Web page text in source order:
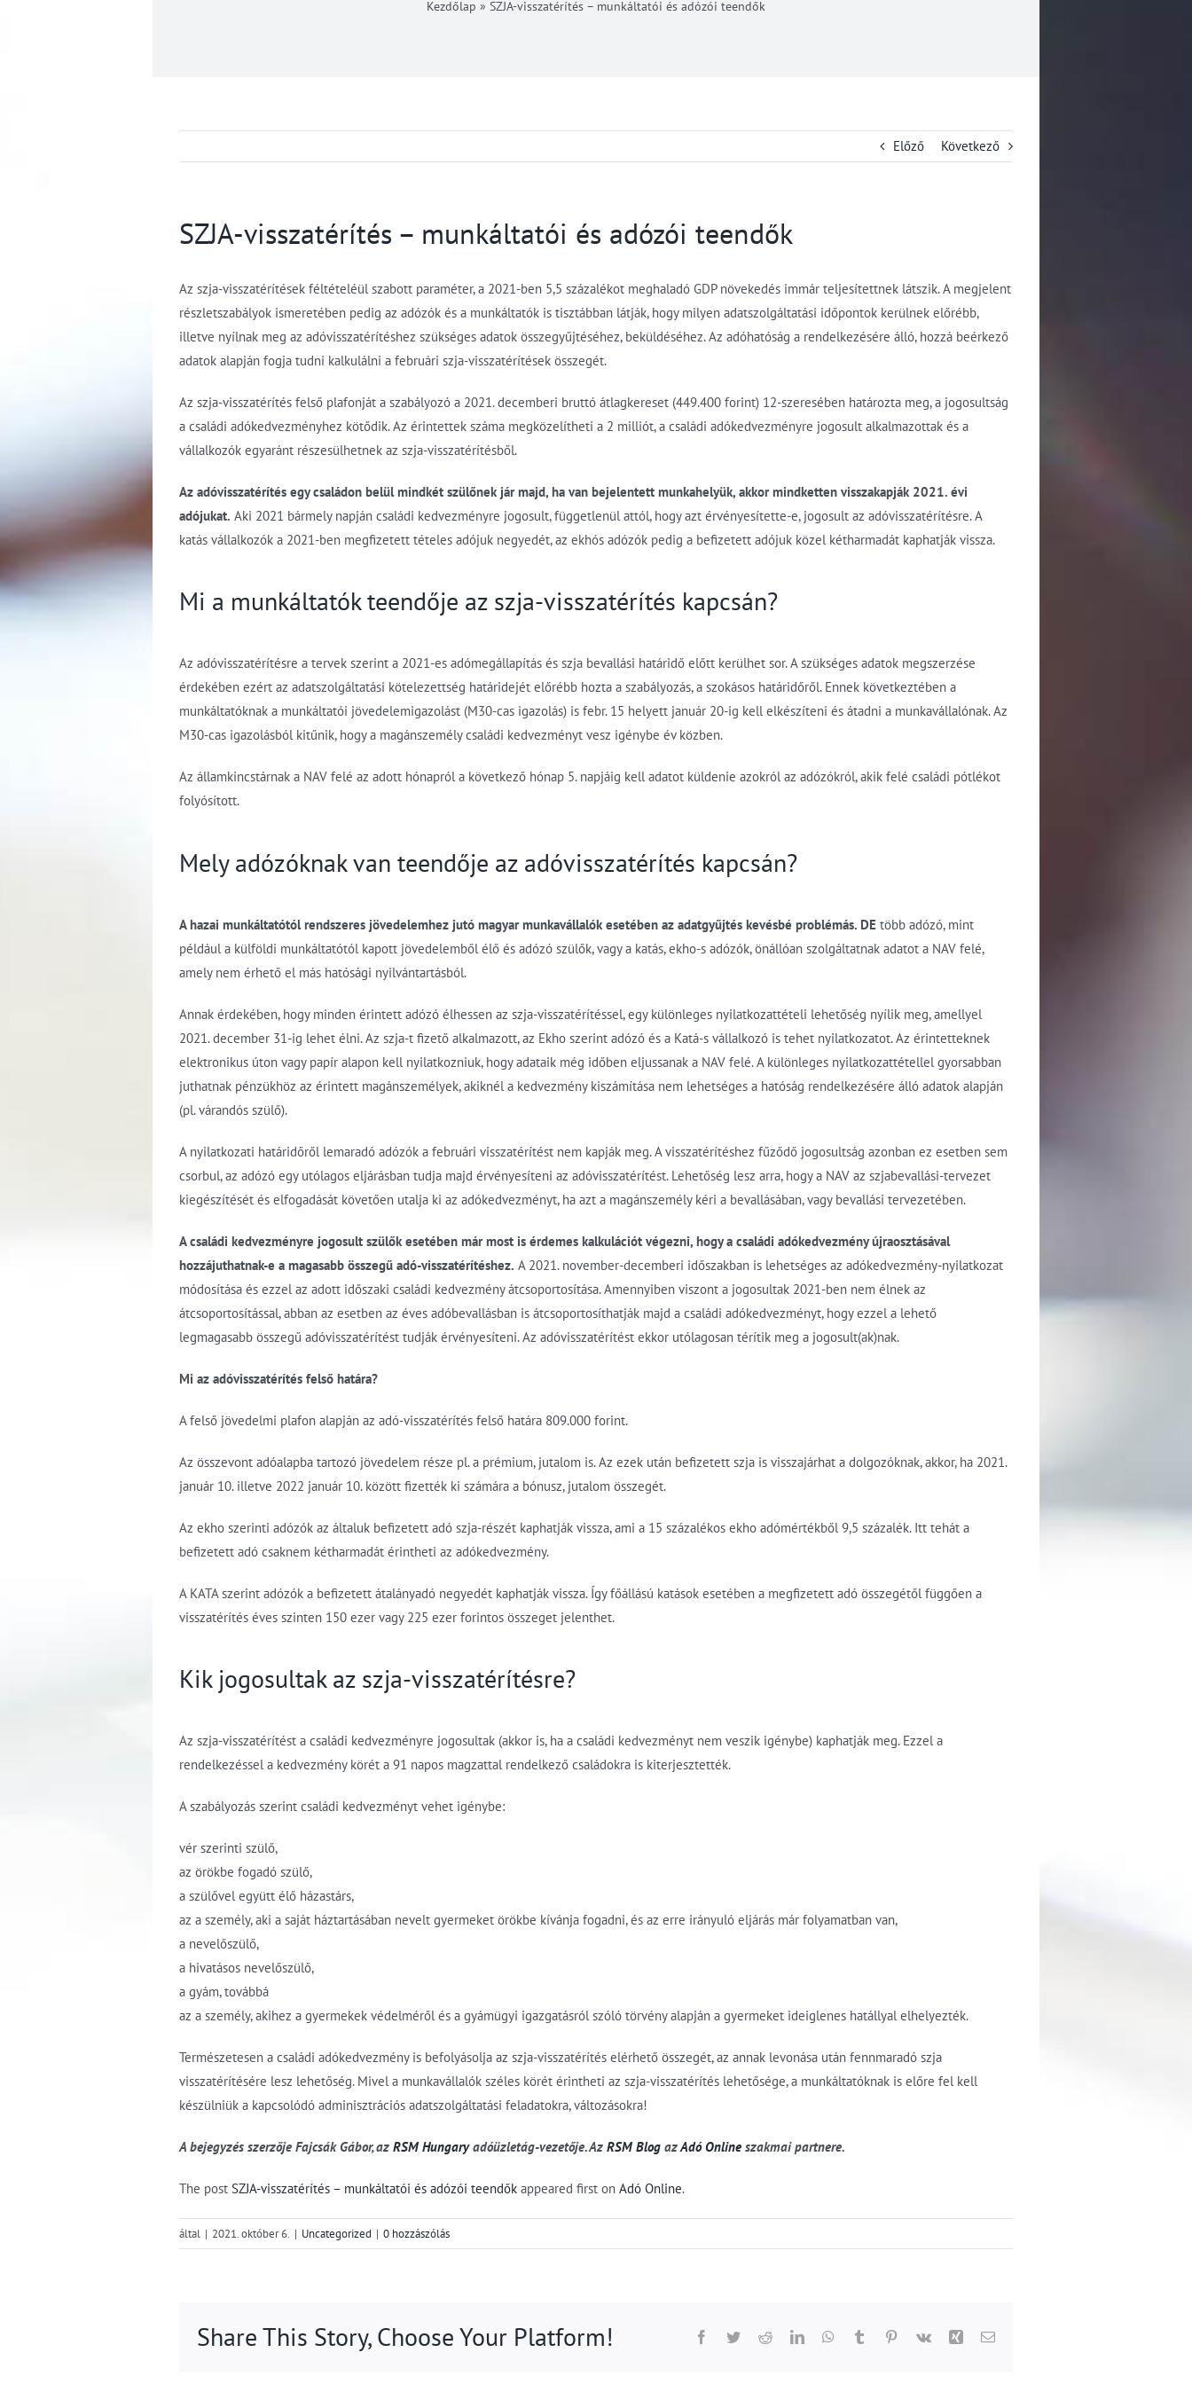
Kezdőlap » SZJA-visszatérítés – munkáltatói és adózói teendők
Előző Következő
SZJA-visszatérítés – munkáltatói és adózói teendők
Az szja-visszatérítések féltételéül szabott paraméter, a 2021-ben 5,5 százalékot meghaladó GDP növekedés immár teljesítettnek látszik. A megjelent
részletszabályok ismeretében pedig az adózók és a munkáltatók is tisztábban látják, hogy milyen adatszolgáltatási időpontok kerülnek előrébb,
illetve nyílnak meg az adóvisszatérítéshez szükséges adatok összegyűjtéséhez, beküldéséhez. Az adóhatóság a rendelkezésére álló, hozzá beérkező
adatok alapján fogja tudni kalkulálni a februári szja-visszatérítések összegét.
Az szja-visszatérítés felső plafonját a szabályozó a 2021. decemberi bruttó átlagkereset (449.400 forint) 12-szeresében határozta meg, a jogosultság
a családi adókedvezményhez kötődik. Az érintettek száma megközelítheti a 2 milliót, a családi adókedvezményre jogosult alkalmazottak és a
vállalkozók egyaránt részesülhetnek az szja-visszatérítésből.
Az adóvisszatérítés egy családon belül mindkét szülőnek jár majd, ha van bejelentett munkahelyük, akkor mindketten visszakapják 2021. évi
adójukat. Aki 2021 bármely napján családi kedvezményre jogosult, függetlenül attól, hogy azt érvényesítette-e, jogosult az adóvisszatérítésre. A
katás vállalkozók a 2021-ben megfizetett tételes adójuk negyedét, az ekhós adózók pedig a befizetett adójuk közel kétharmadát kaphatják vissza.
Mi a munkáltatók teendője az szja-visszatérítés kapcsán?
Az adóvisszatérítésre a tervek szerint a 2021-es adómegállapítás és szja bevallási határidő előtt kerülhet sor. A szükséges adatok megszerzése
érdekében ezért az adatszolgáltatási kötelezettség határidejét előrébb hozta a szabályozás, a szokásos határidőről. Ennek következtében a
munkáltatóknak a munkáltatói jövedelemigazolást (M30-cas igazolás) is febr. 15 helyett január 20-ig kell elkészíteni és átadni a munkavállalónak. Az
M30-cas igazolásból kitűnik, hogy a magánszemély családi kedvezményt vesz igénybe év közben.
Az államkincstárnak a NAV felé az adott hónapról a következő hónap 5. napjáig kell adatot küldenie azokról az adózókról, akik felé családi pótlékot
folyósított.
Mely adózóknak van teendője az adóvisszatérítés kapcsán?
A hazai munkáltatótól rendszeres jövedelemhez jutó magyar munkavállalók esetében az adatgyűjtés kevésbé problémás. DE több adózó, mint
például a külföldi munkáltatótól kapott jövedelemből élő és adózó szülők, vagy a katás, ekho-s adózók, önállóan szolgáltatnak adatot a NAV felé,
amely nem érhető el más hatósági nyilvántartásból.
Annak érdekében, hogy minden érintett adózó élhessen az szja-visszatérítéssel, egy különleges nyilatkozattételi lehetőség nyílik meg, amellyel
2021. december 31-ig lehet élni. Az szja-t fizető alkalmazott, az Ekho szerint adózó és a Katá-s vállalkozó is tehet nyilatkozatot. Az érintetteknek
elektronikus úton vagy papír alapon kell nyilatkozniuk, hogy adataik még időben eljussanak a NAV felé. A különleges nyilatkozattétellel gyorsabban
juthatnak pénzükhöz az érintett magánszemélyek, akiknél a kedvezmény kiszámítása nem lehetséges a hatóság rendelkezésére álló adatok alapján
(pl. várandós szülő).
A nyilatkozati határidőről lemaradó adózók a februári visszatérítést nem kapják meg. A visszatérítéshez fűződő jogosultság azonban ez esetben sem
csorbul, az adózó egy utólagos eljárásban tudja majd érvényesíteni az adóvisszatérítést. Lehetőség lesz arra, hogy a NAV az szjabevallási-tervezet
kiegészítését és elfogadását követően utalja ki az adókedvezményt, ha azt a magánszemély kéri a bevallásában, vagy bevallási tervezetében.
A családi kedvezményre jogosult szülők esetében már most is érdemes kalkulációt végezni, hogy a családi adókedvezmény újraosztásával
hozzájuthatnak-e a magasabb összegű adó-visszatérítéshez. A 2021. november-decemberi időszakban is lehetséges az adókedvezmény-nyilatkozat
módosítása és ezzel az adott időszaki családi kedvezmény átcsoportosítása. Amennyiben viszont a jogosultak 2021-ben nem élnek az
átcsoportosítással, abban az esetben az éves adóbevallásban is átcsoportosíthatják majd a családi adókedvezményt, hogy ezzel a lehető
legmagasabb összegű adóvisszatérítést tudják érvényesíteni. Az adóvisszatérítést ekkor utólagosan térítik meg a jogosult(ak)nak.
Mi az adóvisszatérítés felső határa?
A felső jövedelmi plafon alapján az adó-visszatérítés felső határa 809.000 forint.
Az összevont adóalapba tartozó jövedelem része pl. a prémium, jutalom is. Az ezek után befizetett szja is visszajárhat a dolgozóknak, akkor, ha 2021.
január 10. illetve 2022 január 10. között fizették ki számára a bónusz, jutalom összegét.
Az ekho szerinti adózók az általuk befizetett adó szja-részét kaphatják vissza, ami a 15 százalékos ekho adómértékből 9,5 százalék. Itt tehát a
befizetett adó csaknem kétharmadát érintheti az adókedvezmény.
A KATA szerint adózók a befizetett átalányadó negyedét kaphatják vissza. Így főállású katások esetében a megfizetett adó összegétől függően a
visszatérítés éves szinten 150 ezer vagy 225 ezer forintos összeget jelenthet.
Kik jogosultak az szja-visszatérítésre?
Az szja-visszatérítést a családi kedvezményre jogosultak (akkor is, ha a családi kedvezményt nem veszik igénybe) kaphatják meg. Ezzel a
rendelkezéssel a kedvezmény körét a 91 napos magzattal rendelkező családokra is kiterjesztették.
A szabályozás szerint családi kedvezményt vehet igénybe:
vér szerinti szülő,
az örökbe fogadó szülő,
a szülővel együtt élő házastárs,
az a személy, aki a saját háztartásában nevelt gyermeket örökbe kívánja fogadni, és az erre irányuló eljárás már folyamatban van,
a nevelőszülő,
a hivatásos nevelőszülő,
a gyám, továbbá
az a személy, akihez a gyermekek védelméről és a gyámügyi igazgatásról szóló törvény alapján a gyermeket ideiglenes hatállyal elhelyezték.
Természetesen a családi adókedvezmény is befolyásolja az szja-visszatérítés elérhető összegét, az annak levonása után fennmaradó szja
visszatérítésére lesz lehetőség. Mivel a munkavállalók széles körét érintheti az szja-visszatérítés lehetősége, a munkáltatóknak is előre fel kell
készülniük a kapcsolódó adminisztrációs adatszolgáltatási feladatokra, változásokra!
A bejegyzés szerzője Fajcsák Gábor, az RSM Hungaryadóüzletág-vezetője. Az RSM Blog azAdó Online szakmai partnere.
The post SZJA-visszatérítés – munkáltatói és adózói teendők appeared first on Adó Online.
által | 2021. október 6. | Uncategorized | 0 hozzászólás
Share This Story, Choose Your Platform! Facebook
TwitterRedditLinkedInWhatsApp
Tumblr Pinterest
Vk Xing Email: